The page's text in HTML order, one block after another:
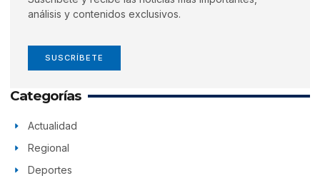
análisis y contenidos exclusivos.
SUSCRÍBETE
Categorías
Actualidad
Regional
Deportes